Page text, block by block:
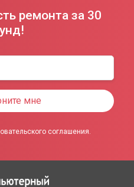
ремонта за 30
мне
соглашения.